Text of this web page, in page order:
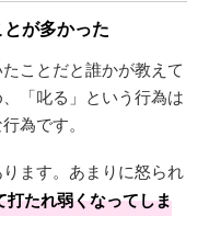
が多かった
ことだと誰かが教えて
「叱る」という行為は
為です。
ます。あまりに怒られ
たれ弱くなってしま